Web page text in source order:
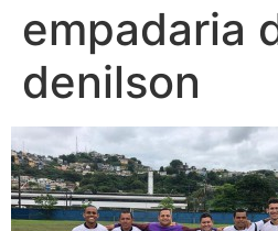
empadaria
denilson